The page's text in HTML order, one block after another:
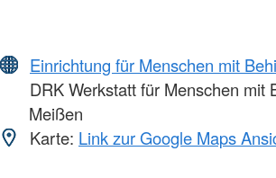
Einrichtung für Menschen mit
DRK Werkstatt für Menschen mit
Meißen
Karte: Link zur Google Maps